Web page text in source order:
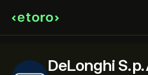
DeLonghi